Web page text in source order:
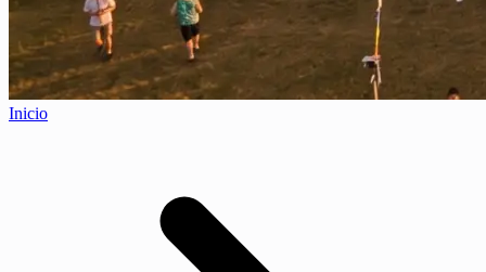
Inicio